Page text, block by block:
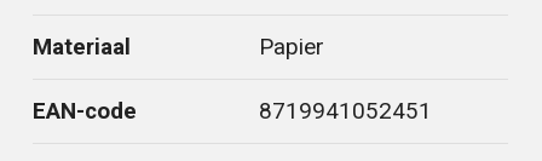
Materiaal Papier
EAN-code 8719941052451